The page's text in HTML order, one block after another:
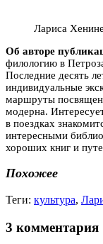
Лариса
Об авторе
филологию в
Последние десять
индивидуальные
маршруты
модерна.
в поездках
интересными
хороших книг и
Похожее
Теги: культура,
3 комментария